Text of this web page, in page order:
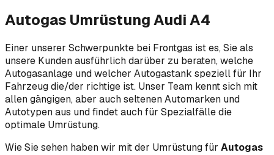
Autogas Umrüstung Audi A4
Einer unserer Schwerpunkte bei Frontgas ist es, Sie als
unsere Kunden ausführlich darüber zu beraten, welche
Autogasanlage und welcher Autogastank speziell für Ihr
Fahrzeug die/der richtige ist. Unser Team kennt sich mit
allen gängigen, aber auch seltenen Automarken und
Autotypen aus und findet auch für Spezialfälle die
optimale Umrüstung.
Wie Sie sehen haben wir mit der Umrüstung für Autogas